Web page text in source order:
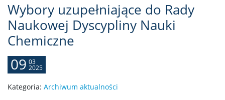
Wybory uzupełniające do Rady
Naukowej Dyscypliny Nauki
Chemiczne
09 03
2025
Kategoria: Archiwum aktualności